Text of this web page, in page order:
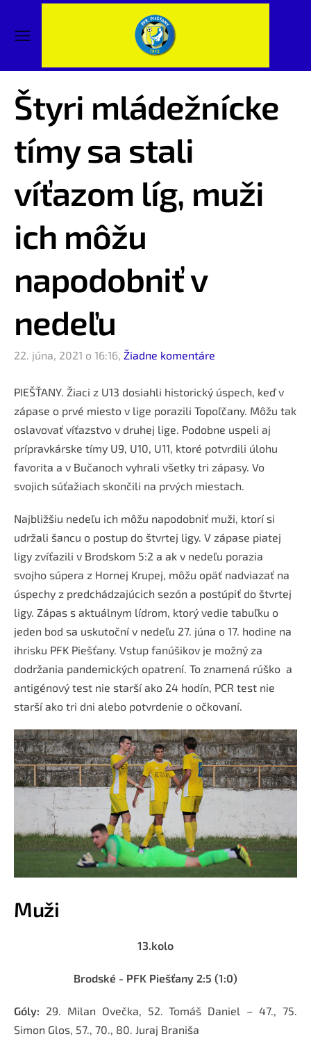
Štyri mládežnícke
tímy sa stali
víťazom líg, muži
ich môžu
napodobniť v
nedeľu
22. júna, 2021 o 16:16, Žiadne komentáre
PIEŠŤANY. Žiaci z U13 dosiahli historický úspech, keď v
zápase o prvé miesto v lige porazili Topoľčany. Môžu tak
oslavovať víťazstvo v druhej lige. Podobne uspeli aj
prípravkárske tímy U9, U10, U11, ktoré potvrdili úlohu
favorita a v Bučanoch vyhrali všetky tri zápasy. Vo
svojich súťažiach skončili na prvých miestach.
Najbližšiu nedeľu ich môžu napodobniť muži, ktorí si
udržali šancu o postup do štvrtej ligy. V zápase piatej
ligy zvíťazili v Brodskom 5:2 a ak v nedeľu porazia
svojho súpera z Hornej Krupej, môžu opäť nadviazať na
úspechy z predchádzajúcich sezón a postúpiť do štvrtej
ligy. Zápas s aktuálnym lídrom, ktorý vedie tabuľku o
jeden bod sa uskutoční v nedeľu 27. júna o 17. hodine na
ihrisku PFK Piešťany. Vstup fanúšikov je možný za
dodržania pandemických opatrení. To znamená rúško a
antigénový test nie starší ako 24 hodín, PCR test nie
starší ako tri dni alebo potvrdenie o očkovaní.
Muži
13.kolo
Brodské - PFK Piešťany 2:5 (1:0)
Góly: 29. Milan Ovečka, 52. Tomáš Daniel – 47., 75.
Simon Glos, 57., 70., 80. Juraj Braniša